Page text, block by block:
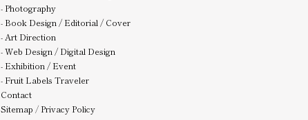
- Photography
- Book Design / Editorial / Cover
- Art Direction
-Web Design / Digital Design
- Exhibition / Event
- Fruit Labels Traveler
Contact
Sitemap / Privacy Policy